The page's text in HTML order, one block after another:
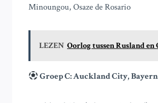
Minoungou, Osaze de Rosario
LEZEN Oorlog tussen Rusland en
Groep C: Auckland City,